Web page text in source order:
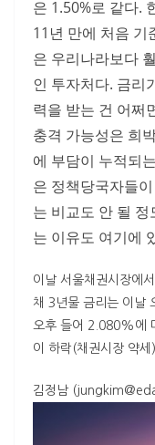
은 1.50%로 같다.
11년 만에 처음 기
은 우리나라보다
인 투자처다. 금리
력을 받는 건 어쩌
충격 가능성은 희
에 부담이 누적되
은 정책당국자들
는 비교도 안 될
는 이유도 여기에
이날 서울채권시장에
채 3년물 금리는 이날
오후 들어 2.080%에
이 하락(채권시장 약세
김정남